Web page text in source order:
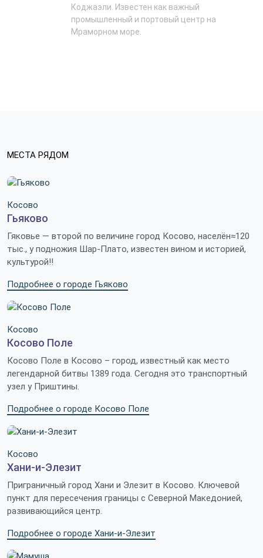
Коджаэли. Известен как важный
промышленный и портовый центр на
Мраморном море.
МЕСТА РЯДОМ
Косово
Гьяково
Гяковье — второй по величине город Косово, населён≈120
тыс., у подножия Шар-Плато, известен вином и историей,
культурой!!
Подробнее о городе Гьяково
Косово
Косово Поле
Косово Поле в Косово – город, известный как место
легендарной битвы 1389 года. Сегодня это транспортный
узел у Приштины.
Подробнее о городе Косово Поле
Косово
Хани-и-Элезит
Приграничный город Хани и Элезит в Косово. Ключевой
пункт для пересечения границы с Северной Македонией,
развивающийся центр.
Подробнее о городе Хани-и-Элезит